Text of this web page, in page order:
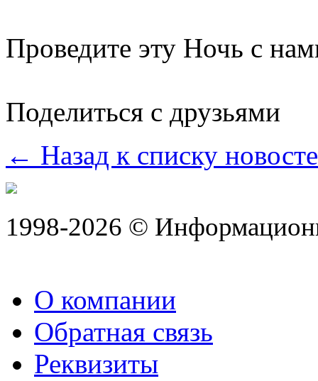
Проведите эту Ночь с
Поделиться с друзьями
← Назад к списку
1998-2026 ©
О компании
Обратная связь
Реквизиты